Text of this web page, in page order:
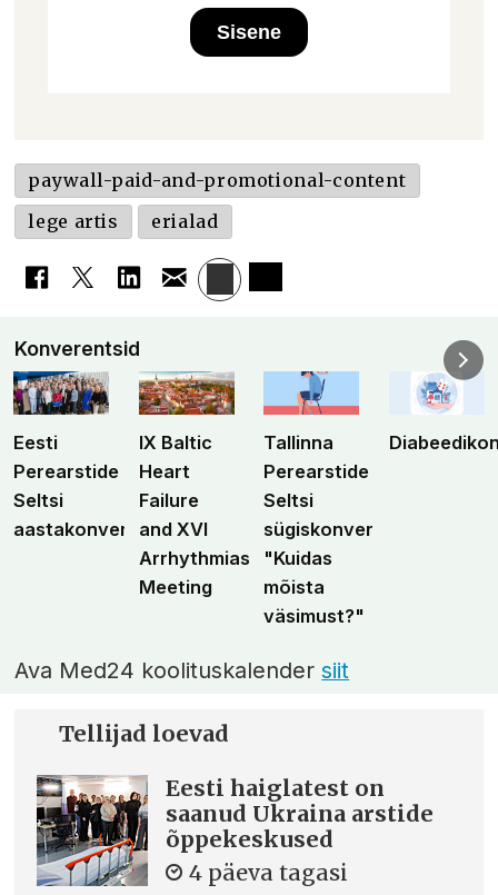
Sisene
paywall-paid-and-promotional-content
lege artis
erialad
Konverentsid
Eesti
Perearstide
Seltsi
aastakonverents
IX Baltic
Heart
Failure
and XVI
Arrhythmias
Meeting
Tallinna
Perearstide
Seltsi
sügiskonverents
"Kuidas
mõista
väsimust?"
Ava Med24 koolituskalendersiit
Tellijad loevad
Eesti haiglatest on
saanud Ukraina arstide
õppekeskused
4 päeva tagasi